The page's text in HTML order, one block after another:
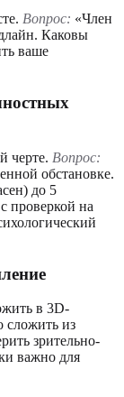
Вопрос: «Член
Каковы
ваше
черте. Вопрос:
обстановке.
до 5
проверкой на
в 3D-
из
зрительно-
важно для